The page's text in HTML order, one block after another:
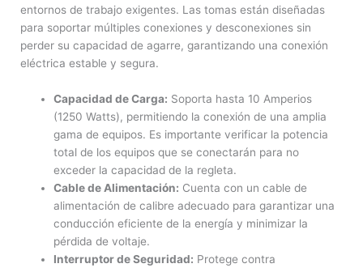
entornos de trabajo exigentes. Las tomas están diseñadas
para soportar múltiples conexiones y desconexiones sin
perder su capacidad de agarre, garantizando una conexión
eléctrica estable y segura.
Capacidad de Carga: Soporta hasta 10 Amperios
(1250 Watts), permitiendo la conexión de una amplia
gama de equipos. Es importante verificar la potencia
total de los equipos que se conectarán para no
exceder la capacidad de la regleta.
Cable de Alimentación: Cuenta con un cable de
alimentación de calibre adecuado para garantizar una
conducción eficiente de la energía y minimizar la
pérdida de voltaje.
Interruptor de Seguridad: Protege contra